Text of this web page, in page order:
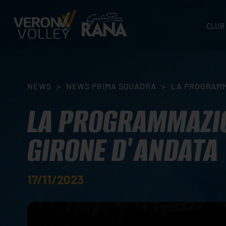
CLUB
NEWS > NEWS PRIMA SQUADRA > LA
LA
GIRONE D'ANDATA
17/11/2023